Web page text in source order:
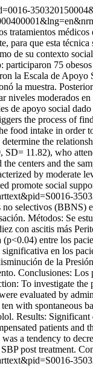
tratamientos
que esta
de su contexto
75
la Escala de
la muestra.
niveles moderados
de apoyo social
the process of
food intake in order
the
11.82), who
centers and the
by moderate
promote social
no selectivos
Métodos: Se
con ascitis más
entre los
en los
de la
Conclusiones: Los
To investigate
evaluated by
with spontaneous
Results:
patients
a tendency to
post treatment.